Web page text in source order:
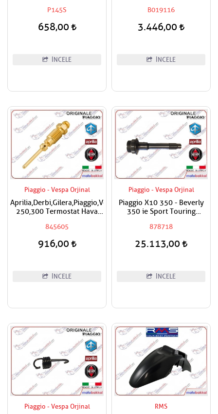
P145S
658,00
İNCELE
B019116
3.446,00
İNCELE
Piaggio - Vespa Orjinal
Aprilia,Derbi,Gilera,Piaggio,Vespa
250,300 Termostat Hava
845605
916,00
İNCELE
Piaggio - Vespa Orjinal
Piaggio X10 350 - Beverly
350 ie Sport Touring
878718
25.113,00
İNCELE
Piaggio - Vespa Orjinal RMS